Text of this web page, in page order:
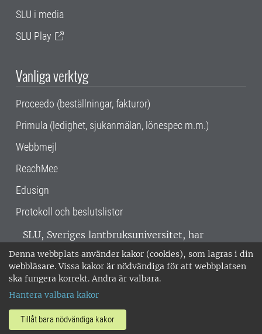
Denna webbplats använder kakor (cookies), som lagras i din
webbläsare. Vissa kakor är nödvändiga för att webbplatsen
ska fungera korrekt. Andra är valbara.
Hantera valbara kakor
Tillåt bara nödvändiga kakor
SLU i media
SLU Play
Vanliga verktyg
Proceedo (beställningar, fakturor)
Primula (ledighet, sjukanmälan, lönespec m.m.)
Webbmejl
ReachMee
Edusign
Protokoll och beslutslistor
SLU, Sveriges lantbruksuniversitet, har
verksamhet över hela Sverige. Huvudorter är
Alnarp, Uppsala och Umeå.SLU är
miljöcertifierat enligt ISO 14001. •
018-67 10 00 • Org nr: 202100-2817 •
Om SLU:s webbplatser